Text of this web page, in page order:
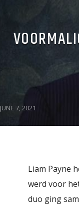
JUNE 7, 2021
Liam Payne
werd voor
duo ging